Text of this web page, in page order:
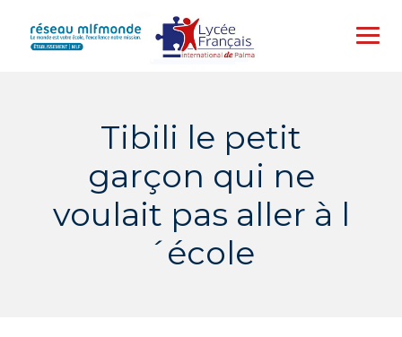
content
Tibili le petit
garçon qui ne
voulait pas aller à l
´école